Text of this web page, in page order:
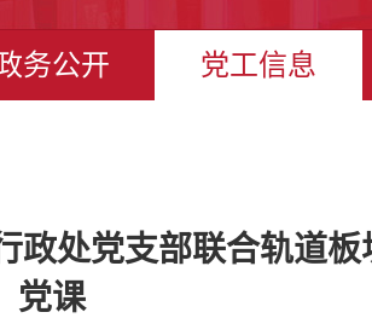
务公开 党工信息
处党支部联合轨道板
党课